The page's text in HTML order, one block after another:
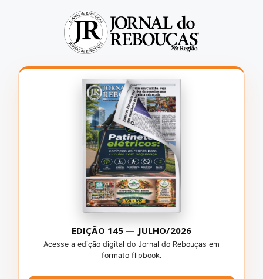
EDIÇÃO 145 — JULHO/2026
Acesse a edição digital do Jornal do Rebouças em
formato flipbook.